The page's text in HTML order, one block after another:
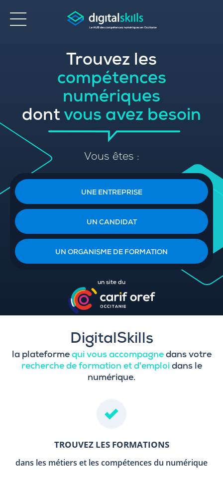
Trouvez les
compétences
numériques
dont vous avez besoin
Vous êtes :
UNE ENTREPRISE
UN CANDIDAT
UN ORGANISME DE FORMATION
un site du
DigitalSkills
la plateforme qui vous accompagnedans votre
recherche de formation et d'emploi dans le
numérique.
TROUVEZ LES FORMATIONS
dans les métiers et les compétences du numérique